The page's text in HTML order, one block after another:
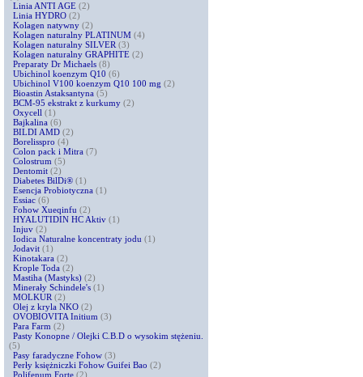
Linia ANTI AGE (2)
Linia HYDRO (2)
Kolagen natywny (2)
Kolagen naturalny PLATINUM (4)
Kolagen naturalny SILVER (3)
Kolagen naturalny GRAPHITE (2)
Preparaty Dr Michaels (8)
Ubichinol koenzym Q10 (6)
Ubichinol V100 koenzym Q10 100 mg (2)
Bioastin Astaksantyna (5)
BCM-95 ekstrakt z kurkumy (2)
Oxycell (1)
Bajkalina (6)
BILDI AMD (2)
Borelisspro (4)
Colon pack i Mitra (7)
Colostrum (5)
Dentomit (2)
Diabetes BilDi® (1)
Esencja Probiotyczna (1)
Essiac (6)
Fohow Xueqinfu (2)
HYALUTIDIN HC Aktiv (1)
Injuv (2)
Iodica Naturalne koncentraty jodu (1)
Jodavit (1)
Kinotakara (2)
Krople Toda (2)
Mastiha (Mastyks) (2)
Minerały Schindele's (1)
MOLKUR (2)
Olej z kryla NKO (2)
OVOBIOVITA Initium (3)
Para Farm (2)
Pasty Konopne / Olejki C.B.D o wysokim stężeniu.
(5)
Pasy faradyczne Fohow (3)
Perły księżniczki Fohow Guifei Bao (2)
Polifenum Forte (2)